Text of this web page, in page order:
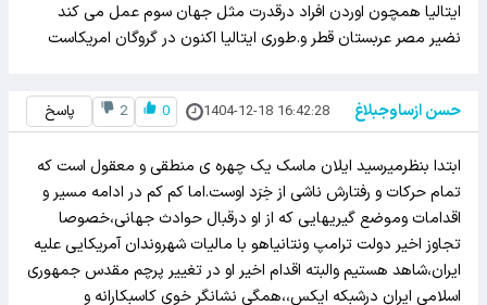
ایتالیا همچون اوردن افراد درقدرت مثل جهان سوم عمل می کند
نضیر مصر عربستان قطر و.طوری ایتالیا اکنون در گروگان امریکاست
حسن ازساوجبلاغ 1404-12-18 16:42:28
0
2 پاسخ
ابتدا بنظرمیرسید ایلان ماسک یک چهره ی منطقی و معقول است که
تمام حرکات و رفتارش ناشی از خِرَد اوست.اما کم کم در ادامه مسیر و
اقدامات وموضع گیریهایی که از او درقبال حوادث جهانی،خصوصا
تجاوز اخیر دولت ترامپ ونتانیاهو با مالیات شهروندان آمریکایی علیه
ایران،شاهد هستیم والبته اقدام اخیر او در تغییر پرچم مقدس جمهوری
اسلامی ایران درشبکه ایکس،،همگی نشانگر خوی کاسبکارانه و